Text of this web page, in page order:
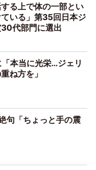
る上で体の一部とい
いる」第35回日本ジ
代部門に選出
本当に光栄…ジェリ
ね方を」
句「ちょっと手の震